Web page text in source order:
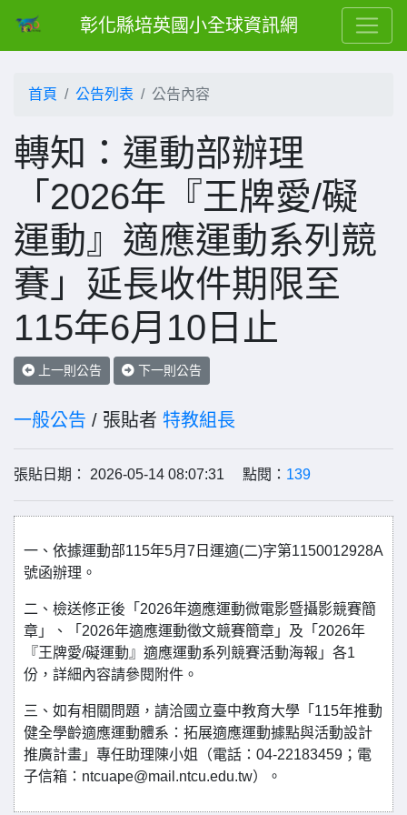
彰化縣培英國小全球資訊網
首頁 公告列表 公告內容
轉知：運動部辦理
「2026年『王牌愛/礙
運動』適應運動系列競
賽」延長收件期限至
115年6月10日止
上一則公告 下一則公告
一般公告 / 張貼者 特教組長
張貼日期： 2026-05-14 08:07:31 點閱： 139
一、依據運動部115年5月7日運適(二)字第1150012928A
號函辦理。
二、檢送修正後「2026年適應運動微電影暨攝影競賽簡
章」、「2026年適應運動徵文競賽簡章」及「2026年
『王牌愛/礙運動』適應運動系列競賽活動海報」各1
份，詳細內容請參閱附件。
三、如有相關問題，請洽國立臺中教育大學「115年推動
健全學齡適應運動體系：拓展適應運動據點與活動設計
推廣計畫」專任助理陳小姐（電話：04-22183459；電
子信箱：ntcuape@mail.ntcu.edu.tw）。